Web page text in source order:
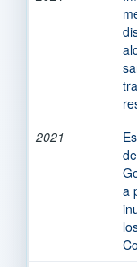
2021
a